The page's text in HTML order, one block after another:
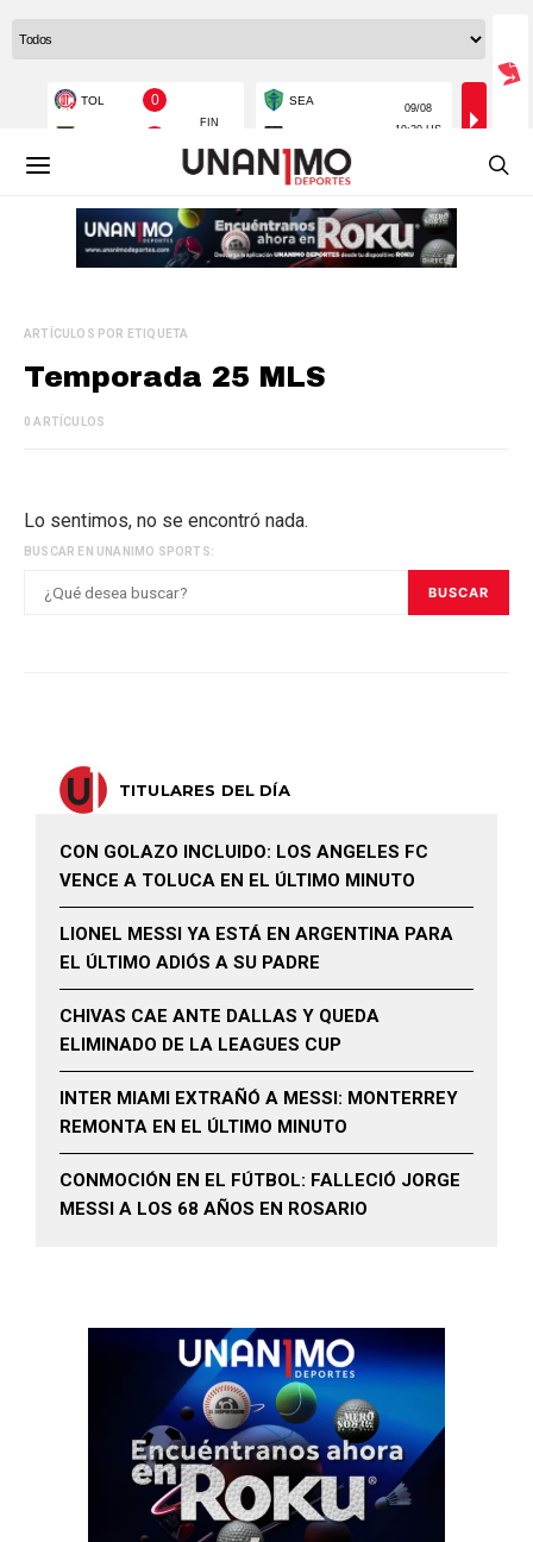
ARTÍCULOS POR ETIQUETA
Temporada 25 MLS
0 ARTÍCULOS
Lo sentimos, no se encontró nada.
BUSCAR EN UNANIMO SPORTS:
BUSCAR
TITULARES DEL DÍA
CON GOLAZO INCLUIDO: LOS ANGELES FC
VENCE A TOLUCA EN EL ÚLTIMO MINUTO
LIONEL MESSI YA ESTÁ EN ARGENTINA PARA
EL ÚLTIMO ADIÓS A SU PADRE
CHIVAS CAE ANTE DALLAS Y QUEDA
ELIMINADO DE LA LEAGUES CUP
INTER MIAMI EXTRAÑÓ A MESSI: MONTERREY
REMONTA EN EL ÚLTIMO MINUTO
CONMOCIÓN EN EL FÚTBOL: FALLECIÓ JORGE
MESSI A LOS 68 AÑOS EN ROSARIO